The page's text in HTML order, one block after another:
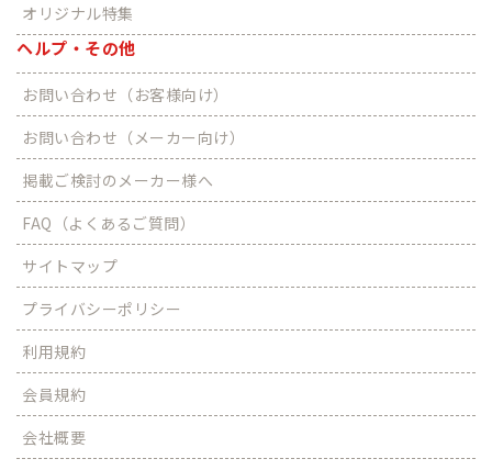
オリジナル特集
ヘルプ・その他
お問い合わせ（お客様向け）
お問い合わせ（メーカー向け）
掲載ご検討のメーカー様へ
FAQ（よくあるご質問）
サイトマップ
プライバシーポリシー
利用規約
会員規約
会社概要